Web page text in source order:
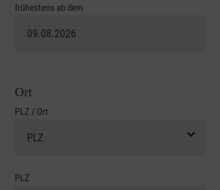
frühestens ab dem
Ort
PLZ / Ort
PLZ